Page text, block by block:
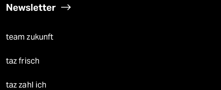
Newsletter
team zukunft
taz frisch
taz zahl ich